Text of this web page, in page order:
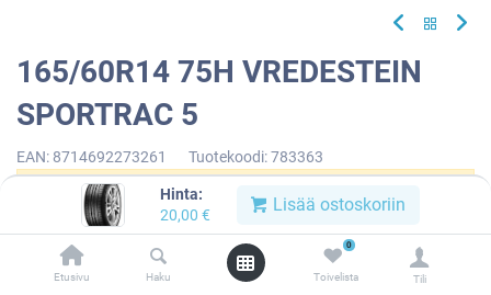
Hinta:
20,00 € Lisää ostoskoriin
Etusivu Haku
0
Toivelista Tili
165/60R14 75H VREDESTEIN
SPORTRAC 5
EAN: 8714692273261 Tuotekoodi:783363
Tällä tuotteella ei ole kelvollista yhdistelmää.
VREDESTEIN